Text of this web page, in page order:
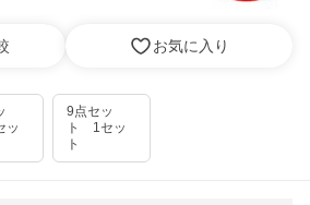
お気に入り
ッ
9点セッ
ト 1セッ
ト